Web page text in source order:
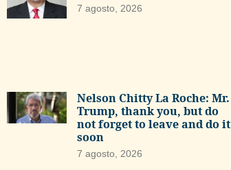
7 agosto, 2026
Nelson Chitty La Roche: Mr.
Trump, thank you, but do
not forget to leave and do it
soon
7 agosto, 2026